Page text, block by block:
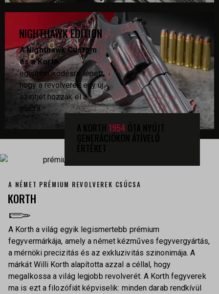
NIGHTHAWK EDITION
ANighthawk Custom
és a Korth
együttműködésre lépett,
hogy a revolverek egy új
szintjét hozzák el a
piacra.
1954
A NÉMET PRÉMIUM REVOLVEREK CSÚCSA
KORTH
A Korth a világ egyik legismertebb prémium
fegyvermárkája, amely a német kézműves fegyvergyártás,
a mérnöki precizitás és az exkluzivitás szinonimája. A
márkát Willi Korth alapította azzal a céllal, hogy
megalkossa a világ legjobb revolverét. A Korth fegyverek
ma is ezt a filozófiát képviselik: minden darab rendkívül